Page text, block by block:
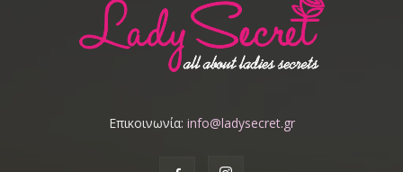
Επικοινωνία: info@ladysecret.gr